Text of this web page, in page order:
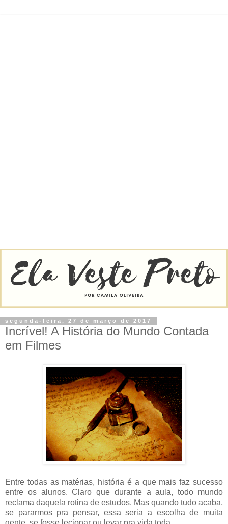
segunda-feira, 27 de março de 2017
Incrível! A História do Mundo Contada
em Filmes
Entre todas as matérias, história é a que mais faz sucesso
entre os alunos. Claro que durante a aula, todo mundo
reclama daquela rotina de estudos. Mas quando tudo acaba,
se pararmos pra pensar, essa seria a escolha de muita